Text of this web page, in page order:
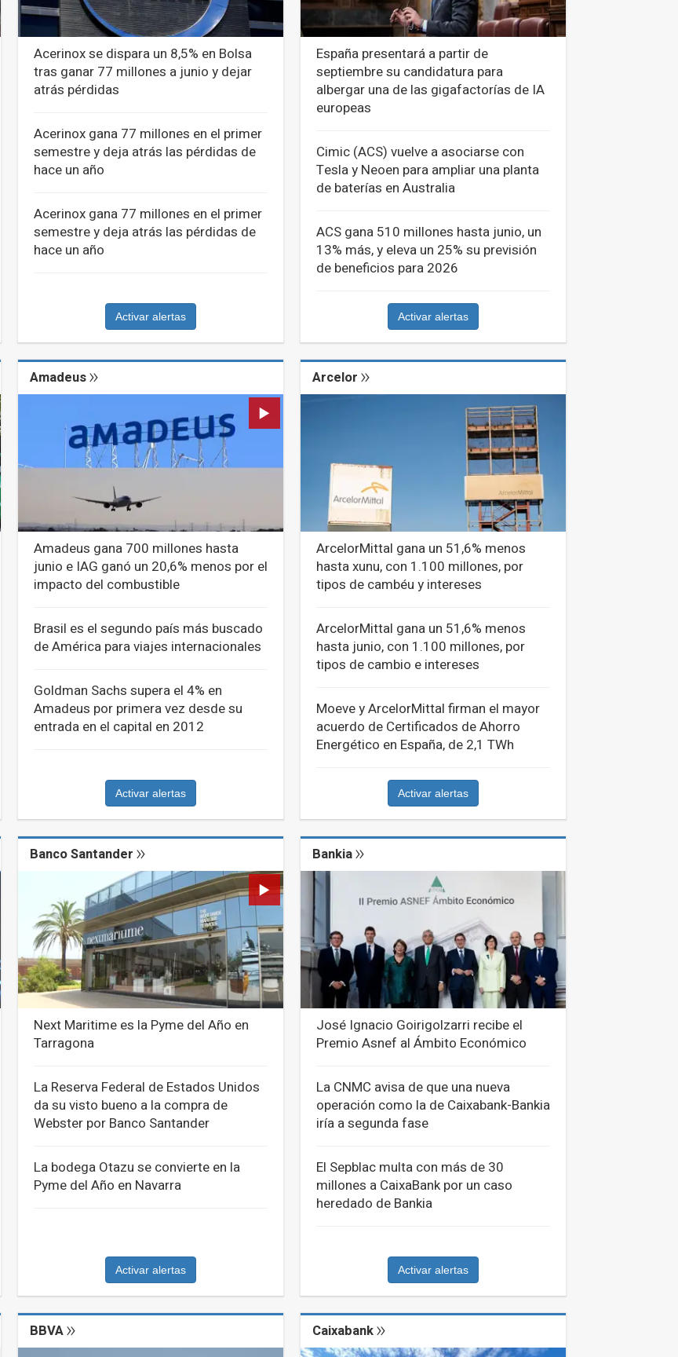
Acerinox se dispara un 8,5% en Bolsa
tras ganar 77 millones a junio y dejar
atrás pérdidas
Acerinox gana 77 millones en el primer
semestre y deja atrás las pérdidas de
hace un año
Acerinox gana 77 millones en el primer
semestre y deja atrás las pérdidas de
hace un año
Activar alertas
España presentará a partir de
septiembre su candidatura para
albergar una de las gigafactorías de IA
europeas
Cimic (ACS) vuelve a asociarse con
Tesla y Neoen para ampliar una planta
de baterías en Australia
ACS gana 510 millones hasta junio, un
13% más, y eleva un 25% su previsión
de beneficios para 2026
Activar alertas
Amadeus
Amadeus gana 700 millones hasta
junio e IAG ganó un 20,6% menos por el
impacto del combustible
Brasil es el segundo país más buscado
de América para viajes internacionales
Goldman Sachs supera el 4% en
Amadeus por primera vez desde su
entrada en el capital en 2012
Activar alertas
Arcelor
ArcelorMittal gana un 51,6% menos
hasta xunu, con 1.100 millones, por
tipos de cambéu y intereses
ArcelorMittal gana un 51,6% menos
hasta junio, con 1.100 millones, por
tipos de cambio e intereses
Moeve y ArcelorMittal firman el mayor
acuerdo de Certificados de Ahorro
Energético en España, de 2,1 TWh
Activar alertas
Banco Santander
Next Maritime es la Pyme del Año en
Tarragona
La Reserva Federal de Estados Unidos
da su visto bueno a la compra de
Webster por Banco Santander
La bodega Otazu se convierte en la
Pyme del Año en Navarra
Activar alertas
Bankia
José Ignacio Goirigolzarri recibe el
Premio Asnef al Ámbito Económico
La CNMC avisa de que una nueva
operación como la de Caixabank-Bankia
iría a segunda fase
El Sepblac multa con más de 30
millones a CaixaBank por un caso
heredado de Bankia
Activar alertas
BBVA Caixabank